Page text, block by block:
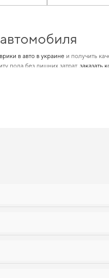
в авто в украине и получить
пола без лишних затрат, заказать